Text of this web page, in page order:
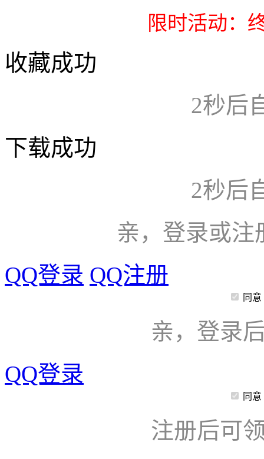
限时活动：
收藏成功
2秒后
下载成功
2秒后
亲，登录或注
QQ登录 QQ注册
同意
亲，登录
QQ登录
同意
注册后可